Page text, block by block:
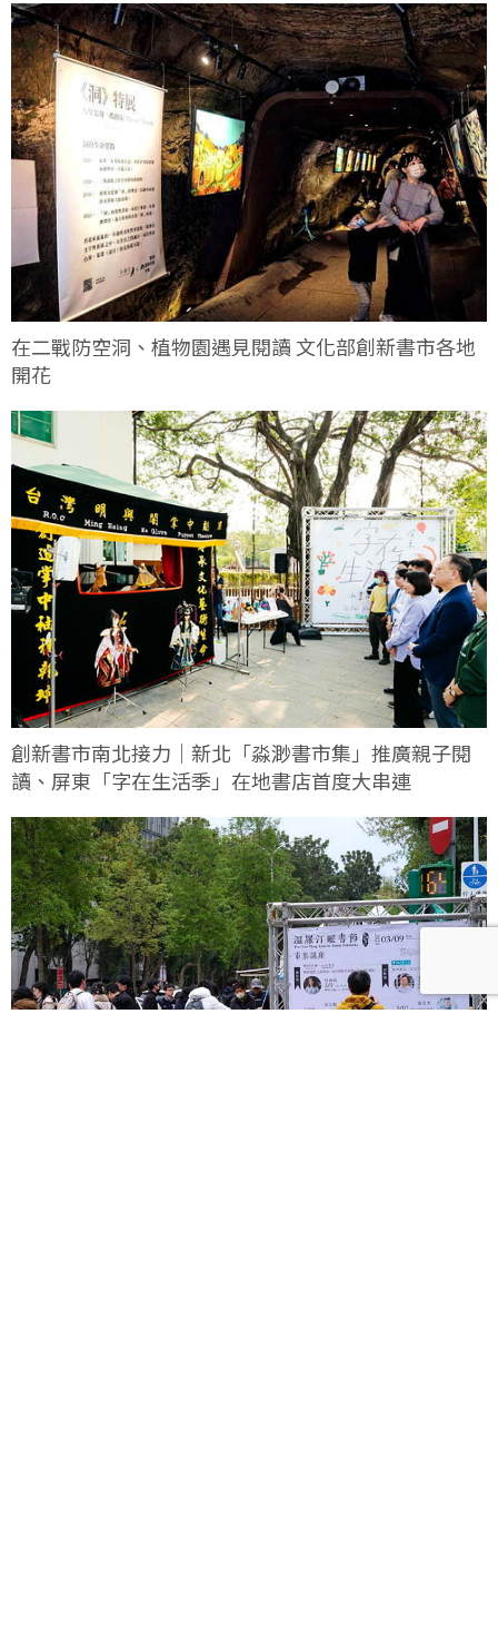
在二戰防空洞、植物園遇見閱讀 文化部創新書市各地
開花
創新書市南北接力｜新北「淼渺書市集」推廣親子閱
讀、屏東「字在生活季」在地書店首度大串連